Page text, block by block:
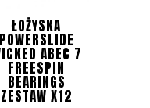
ŁOŻYSKA
POWERSLIDE
ABEC 7
FREESPIN
BEARINGS
ZESTAW X12